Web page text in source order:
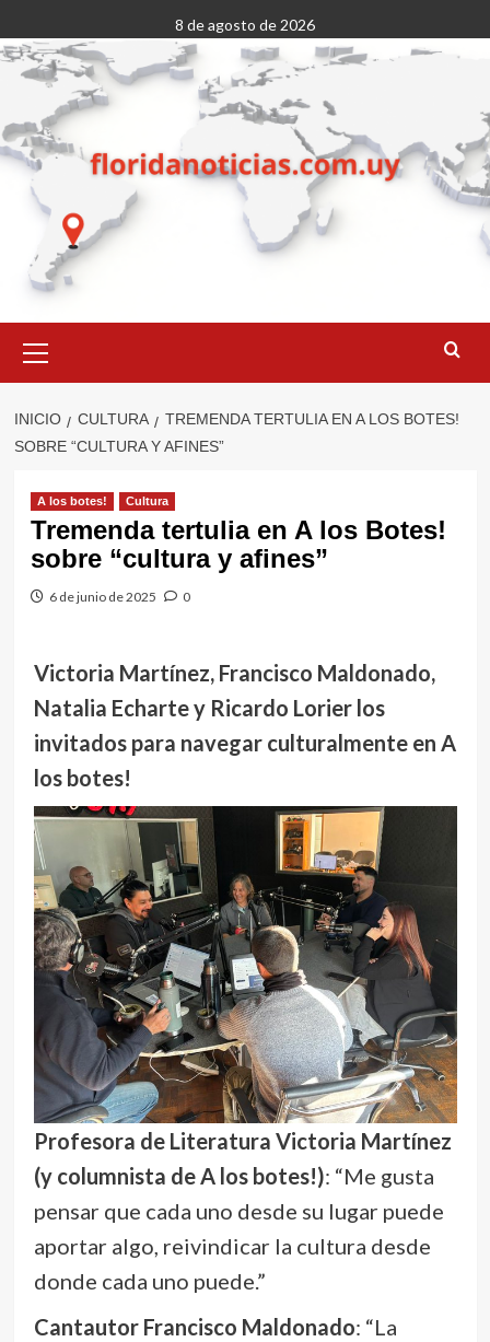
al
contenido
8 de agosto de 2026
primario
INICIO CULTURA
TREMENDA TERTULIA EN A LOS BOTES!
SOBRE “CULTURA Y AFINES”
A los botes! Cultura
Tremenda tertulia en A los Botes!
sobre “cultura y afines”
6 de junio de 2025 0
Victoria Martínez, Francisco Maldonado,
Natalia Echarte y Ricardo Lorier los
invitados para navegar culturalmente en A
los botes!
Profesora de Literatura Victoria Martínez
(y columnista de A los botes!): “Me gusta
pensar que cada uno desde su lugar puede
aportar algo, reivindicar la cultura desde
donde cada uno puede.”
Cantautor Francisco Maldonado: “La